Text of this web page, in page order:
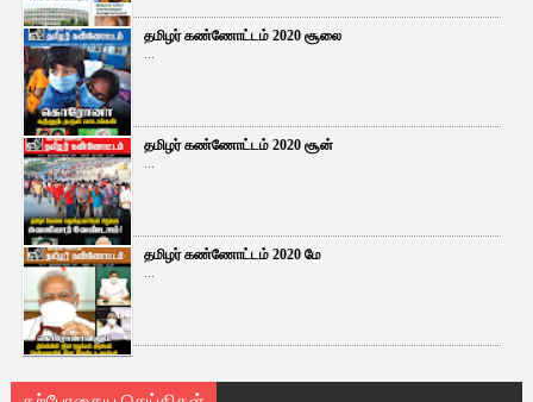
தமிழர் கண்ணோட்டம் 2020 சூலை
...
தமிழர் கண்ணோட்டம் 2020 சூன்
...
தமிழர் கண்ணோட்டம் 2020 மே
...